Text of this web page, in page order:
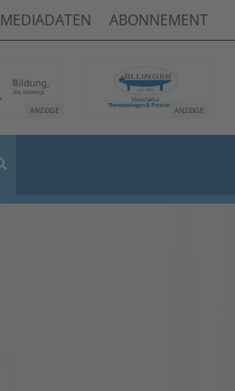
MEDIADATEN ABONNEMENT